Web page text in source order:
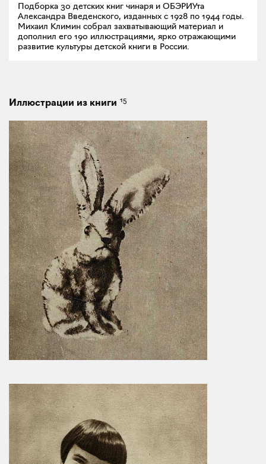
Подборка 30 детских книг чинаря и ОБЭРИУта
Александра Введенского, изданных с 1928 по 1944 годы.
Михаил Климин собрал захватывающий материал и
дополнил его 190 иллюстрациями, ярко отражающими
развитие культуры детской книги в России.
Иллюстрации из книги 15